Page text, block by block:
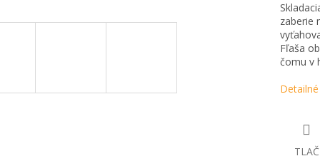
zaberie
Fľaša
čomu v
TLAČ